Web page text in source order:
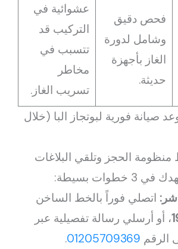
فحص دقيق
وشامل لدورة
الغاز بأجهزة
حديثة.
عشوائية في
التركيب قد
تتسبب في
مخاطر
تسريب الغاز.
فورية لبوتجاز البا (خلال
منظومة الحجز وتلقي البلاغات
بسيطة:
اتصلي فوراً بالخط الساخن
، أو أرسلي رسالة تفصيلية عبر
الرقم 01205709369
.